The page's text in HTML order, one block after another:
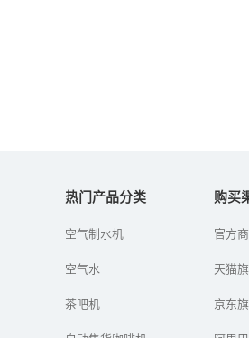
热门产品分类
空气制水机
空气水
茶吧机
购买
官方
天猫
京东